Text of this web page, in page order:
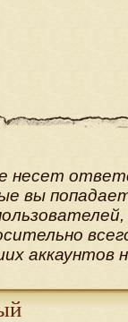
несет
вы
аккаунтов